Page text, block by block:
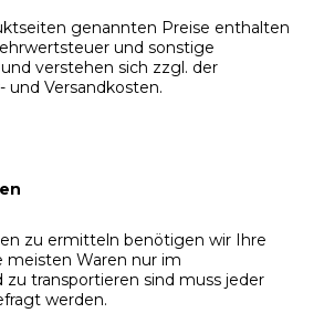
genannten Preise enthalten
und sonstige
verstehen sich zzgl. der
und Versandkosten.
zu ermitteln benötigen wir Ihre
meisten Waren nur im
zu transportieren sind muss jeder
werden.